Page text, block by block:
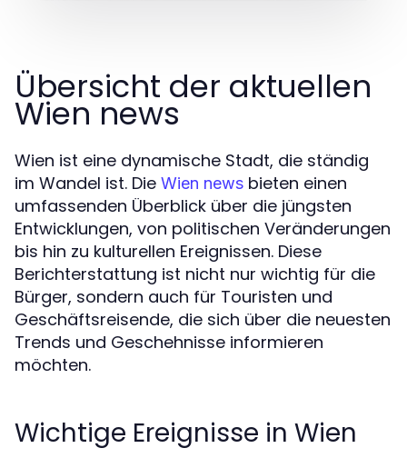
Übersicht der aktuellen
Wien news
Wien ist eine dynamische Stadt, die ständig
im Wandel ist. Die Wien news bieten einen
umfassenden Überblick über die jüngsten
Entwicklungen, von politischen Veränderungen
bis hin zu kulturellen Ereignissen. Diese
Berichterstattung ist nicht nur wichtig für die
Bürger, sondern auch für Touristen und
Geschäftsreisende, die sich über die neuesten
Trends und Geschehnisse informieren
möchten.
Wichtige Ereignisse in Wien